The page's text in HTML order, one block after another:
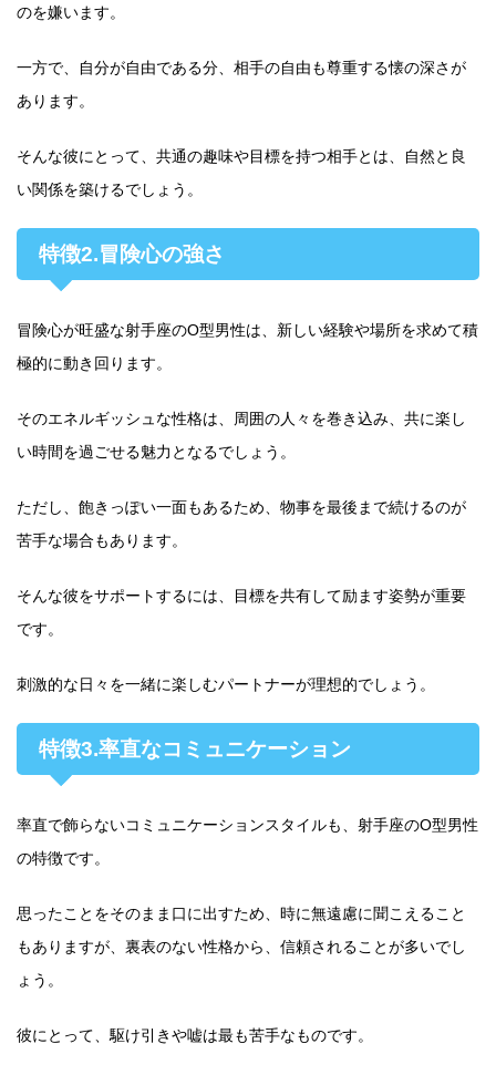
のを嫌います。
一方で、自分が自由である分、相手の自由も尊重する懐の深さが
あります。
そんな彼にとって、共通の趣味や目標を持つ相手とは、自然と良
い関係を築けるでしょう。
特徴2.冒険心の強さ
冒険心が旺盛な射手座のO型男性は、新しい経験や場所を求めて積
極的に動き回ります。
そのエネルギッシュな性格は、周囲の人々を巻き込み、共に楽し
い時間を過ごせる魅力となるでしょう。
ただし、飽きっぽい一面もあるため、物事を最後まで続けるのが
苦手な場合もあります。
そんな彼をサポートするには、目標を共有して励ます姿勢が重要
です。
刺激的な日々を一緒に楽しむパートナーが理想的でしょう。
特徴3.率直なコミュニケーション
率直で飾らないコミュニケーションスタイルも、射手座のO型男性
の特徴です。
思ったことをそのまま口に出すため、時に無遠慮に聞こえること
もありますが、裏表のない性格から、信頼されることが多いでし
ょう。
彼にとって、駆け引きや嘘は最も苦手なものです。